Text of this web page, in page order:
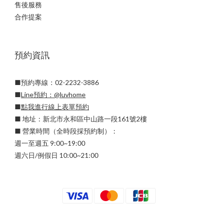
售後服務
合作提案
預約資訊
■預約專線：02-2232-3886
■Line預約： @luvhome
■點我進行線上表單預約
■ 地址：新北市永和區中山路一段161號2樓
■ 營業時間（全時段採預約制）：
週一至週五 9:00~19:00
週六日/例假日 10:00~21:00